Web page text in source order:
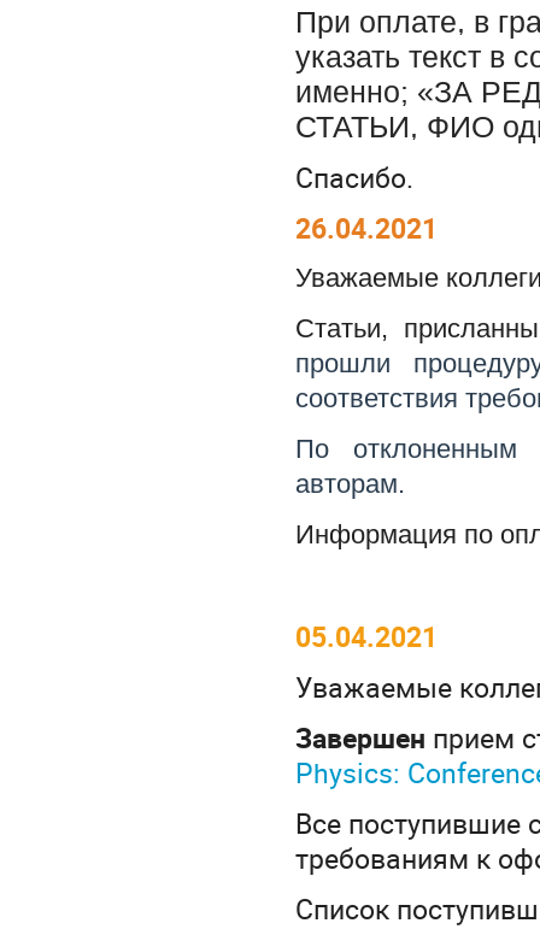
При оплате, в
указать текст в
именно; «ЗА
СТАТЬИ, ФИО
Спасибо.
26.04.2021
Уважаемые
Статьи,
прошли
соответствия
По отклоненным
авторам.
Информация по
05.04.2021
Уважаемые
Завершен прием
Physics:
Все поступившие
требованиям к
Список